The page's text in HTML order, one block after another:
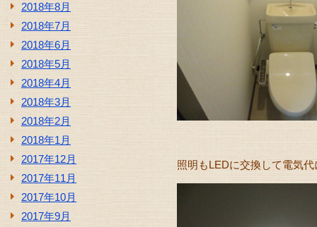
2018年8月
2018年7月
2018年6月
2018年5月
2018年4月
2018年3月
2018年2月
2018年1月
2017年12月
2017年11月
2017年10月
2017年9月
照明もLEDに交換して電気